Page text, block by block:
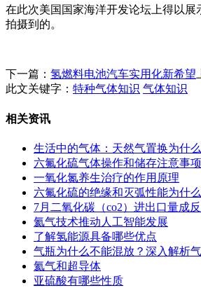
在此次美国国家海洋开发论坛上得以
拍摄到的。
下一篇： 氢燃料电池汽车实用化新希望
此文关键字： 特种气体知识 气体知识
相关资讯
生活中的气体：天然气置换为什
六氟化硫气体操作和储存注意事项
一氧化氮养生治疗的作用原理
六氟化硫的绝缘和灭弧性能为什
7月二氧化碳（co2）进出口量成
氦气技术推动人工智能发展
了解氢能源具备哪些优点
气瓶为什么不能混放？深入解析
氦气和超导体
亚硫酸有哪些性质